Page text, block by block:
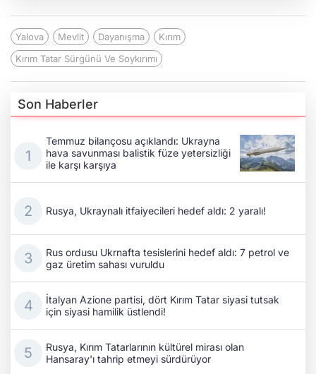
Yalova Mevlit Dayanışma
Kırım
Kırım Tatar Sürgünü Ve Soykırımı
Son Haberler
Temmuz bilançosu açıklandı: Ukrayna
hava savunması balistik füze yetersizliği
ile karşı karşıya
Rusya, Ukraynalı itfaiyecileri hedef aldı: 2 yaralı!
Rus ordusu Ukrnafta tesislerini hedef aldı: 7 petrol ve
gaz üretim sahası vuruldu
İtalyan Azione partisi, dört Kırım Tatar siyasi tutsak
için siyasi hamilik üstlendi!
Rusya, Kırım Tatarlarının kültürel mirası olan
Hansaray'ı tahrip etmeyi sürdürüyor